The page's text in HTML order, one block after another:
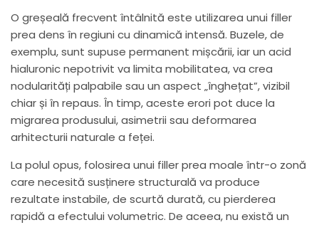
O greșeală frecvent întâlnită este utilizarea unui filler
prea dens în regiuni cu dinamică intensă. Buzele, de
exemplu, sunt supuse permanent mișcării, iar un acid
hialuronic nepotrivit va limita mobilitatea, va crea
nodularități palpabile sau un aspect „înghețat”, vizibil
chiar și în repaus. În timp, aceste erori pot duce la
migrarea produsului, asimetrii sau deformarea
arhitecturii naturale a feței.
La polul opus, folosirea unui filler prea moale într-o zonă
care necesită susținere structurală va produce
rezultate instabile, de scurtă durată, cu pierderea
rapidă a efectului volumetric. De aceea, nu există un